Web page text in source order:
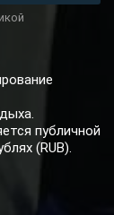
публичной
(RUB).